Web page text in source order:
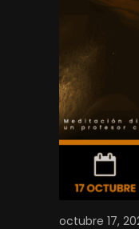
octubre 17,